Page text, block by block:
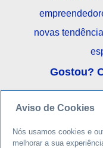
novas
Gostou?
Aviso de Cookies
Nós usamos cookies e
melhorar a sua